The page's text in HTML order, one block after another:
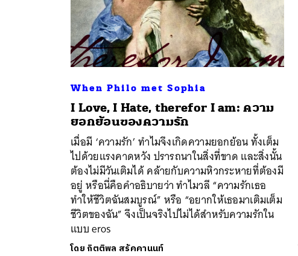
When Philo met Sophia
I Love, I Hate, therefor I am: ความ
ยอกย้อนของความรัก
เมื่อมี ‘ความรัก’ ทำไมจึงเกิดความยอกย้อน ทั้งเต็ม
ไปด้วยแรงคาดหวัง ปรารถนาในสิ่งที่ขาด และสิ่งนั้น
ต้องไม่มีวันเติมได้ คล้ายกับความหิวกระหายที่ต้องมี
อยู่ หรือนี่คือคำอธิบายว่า ทำไมวลี “ความรักเธอ
ทำให้ชีวิตฉันสมบูรณ์” หรือ “อยากให้เธอมาเติมเต็ม
ชีวิตของฉัน” จึงเป็นจริงไปไม่ได้สำหรับความรักใน
แบบ eros
โดย กิตติพล สรัคคานนท์